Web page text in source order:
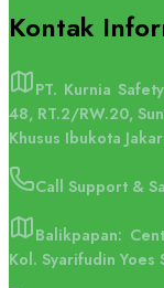
Kontak
PT. Kurnia
48, RT.2/RW.20,
Khusus Ibukota
Call Support &
Balikpapan:
Kol. Syarifudin Yoes